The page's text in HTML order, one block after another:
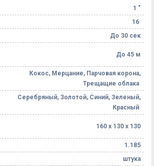
1 "
16
До 30 сек
До 45 м
Кокос, Мерцание, Парчовая корона,
Трещащие облака
Серебряный, Золотой, Синий, Зеленый,
Красный
160 х 130 х 130
1.185
штука